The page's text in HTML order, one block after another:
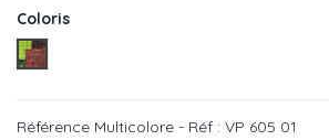
Coloris
Multicolore - Réf : VP 605 01
Référence Multicolore - Réf : VP 605 01